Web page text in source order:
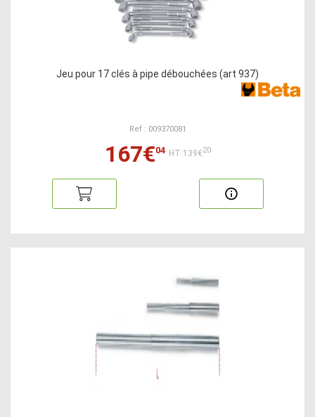
Jeu pour 17 clés à pipe débouchées (art 937)
Ref : 009370081
167€04 HT:139€20